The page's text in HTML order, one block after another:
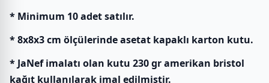
* Minimum 10 adet satılır.
* 8x8x3 cm ölçülerinde asetat kapaklı karton kutu.
* JaNef imalatı olan kutu 230 gr amerikan bristol
kağıt kullanılarak imal edilmiştir.